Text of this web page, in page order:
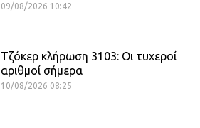
09/08/2026 10:42
Τζόκερ κλήρωση 3103: Οι τυχεροί
αριθμοί σήμερα
10/08/2026 08:25